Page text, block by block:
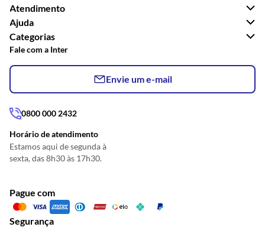
Atendimento
Ajuda
Categorias
Fale com a Inter
Envie um e-mail
0800 000 2432
Horário de atendimento
Estamos aqui de segunda à
sexta, das 8h30 às 17h30.
Pague com
Segurança